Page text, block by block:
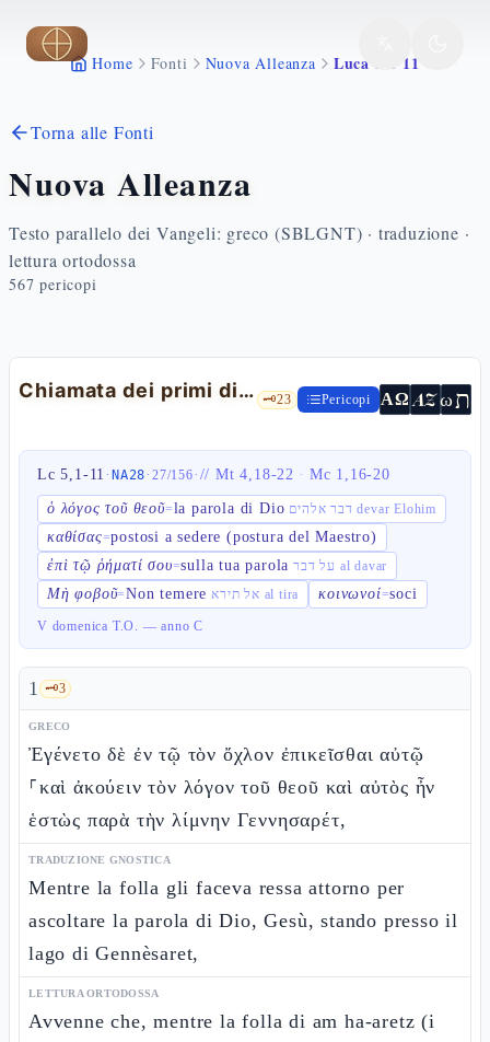
Vai al contenuto principale
Home Fonti Nuova Alleanza Luca 5 1 11
Torna alle Fonti
Nuova Alleanza
Testo parallelo dei Vangeli: greco (SBLGNT) · traduzione ·
lettura ortodossa
567 pericopi
Chiamata dei primi discepoli 🗝️23 Pericopi ΑΩ AZωת
Lc 5,1-11 ·NA28·27/156· //Mt 4,18-22 · Mc 1,16-20
ὁ λόγος τοῦ θεοῦ=la parola di Dio דבר אלהים devar Elohim
καθίσας=postosi a sedere (postura del Maestro)
ἐπὶ τῷ ῥήματί σου=sulla tua parola על דבר al davar
Μὴ φοβοῦ=Non temere אל תירא al tira κοινωνοί=soci
V domenica T.O. — anno C
1 🗝️3
GRECO
Ἐγένετο δὲ ἐν τῷ τὸν ὄχλον ἐπικεῖσθαι αὐτῷ
⸀καὶ ἀκούειν τὸν λόγον τοῦ θεοῦ καὶ αὐτὸς ἦν
ἑστὼς παρὰ τὴν λίμνην Γεννησαρέτ,
TRADUZIONE GNOSTICA
Mentre la folla gli faceva ressa attorno per
ascoltare la parola di Dio, Gesù, stando presso il
lago di Gennèsaret,
LETTURA ORTODOSSA
Avvenne che, mentre la folla di am ha-aretz (i